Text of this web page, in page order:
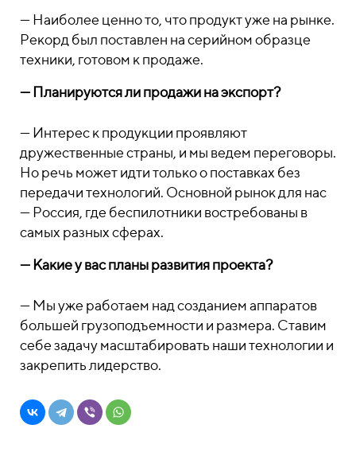
— Наиболее ценно то, что продукт уже на рынке.
Рекорд был поставлен на серийном образце
техники, готовом к продаже.
— Планируются ли продажи на экспорт?
— Интерес к продукции проявляют
дружественные страны, и мы ведем переговоры.
Но речь может идти только о поставках без
передачи технологий. Основной рынок для нас
— Россия, где беспилотники востребованы в
самых разных сферах.
— Какие у вас планы развития проекта?
— Мы уже работаем над созданием аппаратов
большей грузоподъемности и размера. Ставим
себе задачу масштабировать наши технологии и
закрепить лидерство.